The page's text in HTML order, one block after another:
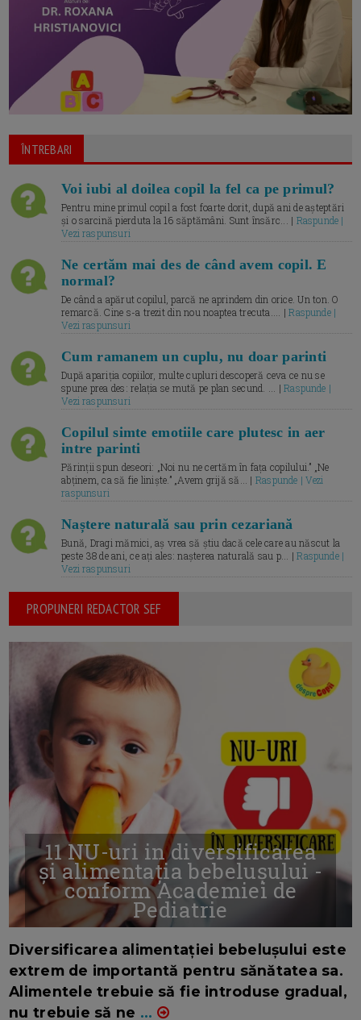
ÎNTREBARI
Voi iubi al doilea copil la fel ca pe primul?
Pentru mine primul copil a fost foarte dorit, după ani de așteptări
și o sarcină pierduta la 16 săptămâni. Sunt însărc... | Raspunde |
Vezi raspunsuri
Ne certăm mai des de când avem copil. E
normal?
De când a apărut copilul, parcă ne aprindem din orice. Un ton. O
remarcă. Cine s-a trezit din nou noaptea trecuta.... |Raspunde |
Vezi raspunsuri
Cum ramanem un cuplu, nu doar parinti
După apariția copiilor, multe cupluri descoperă ceva ce nu se
spune prea des: relația se mută pe plan secund. ... |Raspunde |
Vezi raspunsuri
Copilul simte emotiile care plutesc in aer
intre parinti
Părinții spun deseori: „Noi nu ne certăm în fața copilului.” „Ne
abținem, ca să fie liniște.” „Avem grijă să... | Raspunde | Vezi
raspunsuri
Naștere naturală sau prin cezariană
Bună, Dragi mămici, aș vrea să știu dacă cele care au născut la
peste 38 de ani, ce ați ales: nașterea naturală sau p... |Raspunde |
Vezi raspunsuri
PROPUNERI REDACTOR SEF
11 NU-uri in diversificarea
și alimentația bebelușului -
conform Academiei de
Pediatrie
Diversificarea alimentației bebelușului este
extrem de importantă pentru sănătatea sa.
Alimentele trebuie să fie introduse gradual,
nu trebuie să ne ...